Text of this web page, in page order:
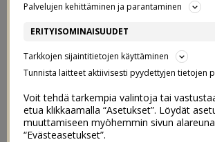
KOOKOKSELLA
29/02/2016
Palvelujen kehittäminen ja parantaminen
ERITYISOMINAISUUDET
Tarkkojen sijaintitietojen käyttäminen
Tunnista laitteet aktiivisesti pyydettyjen tietojen
Voit tehdä tarkempia valintoja tai
etua klikkaamalla “Asetukset”. Löydät
muuttamiseen myöhemmin sivun
“Evästeasetukset”.